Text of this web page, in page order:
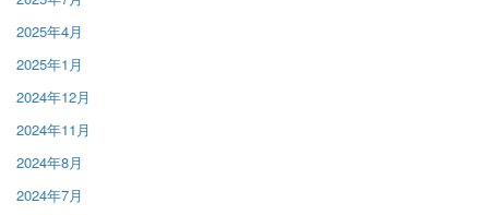
2025年4月
2025年1月
2024年12月
2024年11月
2024年8月
2024年7月